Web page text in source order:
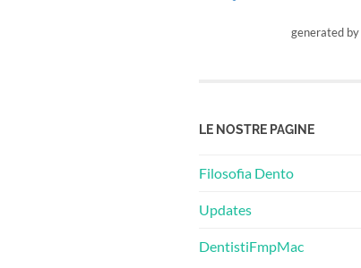
generated by
LE NOSTRE PAGINE
Filosofia Dento
Updates
DentistiFmpMac